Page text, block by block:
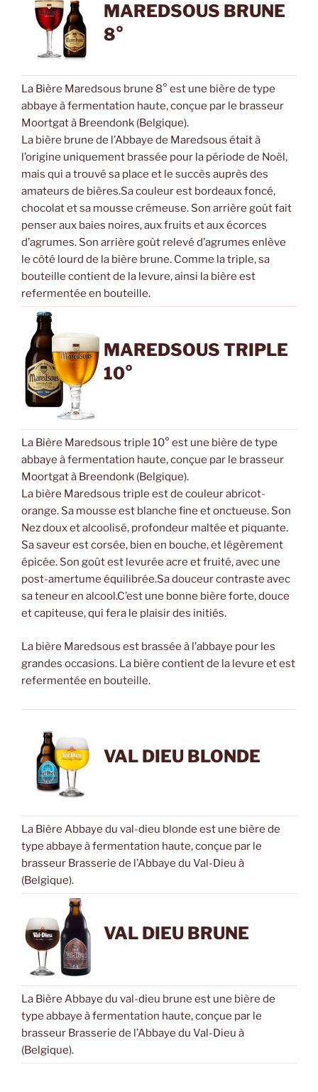
MAREDSOUS BRUNE
8°
La Bière Maredsous brune 8° est une bière de type
abbaye à fermentation haute, conçue par le brasseur
Moortgat à Breendonk (Belgique).
La bière brune de l’Abbaye de Maredsous était à
l’origine uniquement brassée pour la période de Noël,
mais qui a trouvé sa place et le succès auprès des
amateurs de bières.Sa couleur est bordeaux foncé,
chocolat et sa mousse crémeuse. Son arrière goût fait
penser aux baies noires, aux fruits et aux écorces
d’agrumes. Son arrière goût relevé d’agrumes enlève
le côté lourd de la bière brune. Comme la triple, sa
bouteille contient de la levure, ainsi la bière est
refermentée en bouteille.
MAREDSOUS TRIPLE
10°
La Bière Maredsous triple 10° est une bière de type
abbaye à fermentation haute, conçue par le brasseur
Moortgat à Breendonk (Belgique).
La bière Maredsous triple est de couleur abricot-
orange. Sa mousse est blanche fine et onctueuse. Son
Nez doux et alcoolisé, profondeur maltée et piquante.
Sa saveur est corsée, bien en bouche, et légèrement
épicée. Son goût est levurée acre et fruité, avec une
post-amertume équilibrée.Sa douceur contraste avec
sa teneur en alcool.C’est une bonne bière forte, douce
et capiteuse, qui fera le plaisir des initiés.
La bière Maredsous est brassée à l’abbaye pour les
grandes occasions. La bière contient de la levure et est
refermentée en bouteille.
VAL DIEU BLONDE
La Bière Abbaye du val-dieu blonde est une bière de
type abbaye à fermentation haute, conçue par le
brasseur Brasserie de l’Abbaye du Val-Dieu à
(Belgique).
VAL DIEU BRUNE
La Bière Abbaye du val-dieu brune est une bière de
type abbaye à fermentation haute, conçue par le
brasseur Brasserie de l’Abbaye du Val-Dieu à
(Belgique).